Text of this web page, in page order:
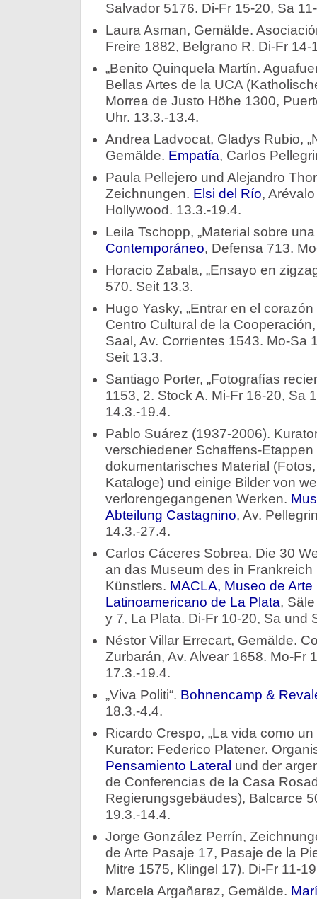
Salvador 5176. Di-Fr 15-20, Sa
Laura Asman, Gemälde.
Freire 1882, Belgrano R. Di-Fr 14-
„Benito Quinquela Martín.
Bellas Artes de la UCA
Morrea de Justo Höhe 1300,
Uhr. 13.3.-13.4.
Andrea Ladvocat, Gladys Rubio,
Gemälde. Empatía, Carlos
Paula Pellejero und Alejandro
Zeichnungen. Elsi del Río,
Hollywood. 13.3.-19.4.
Leila Tschopp, „Material sobre
Contemporáneo, Defensa 713.
Horacio Zabala, „Ensayo en
570. Seit 13.3.
Hugo Yasky, „Entrar en el
Centro Cultural de la
Saal, Av. Corrientes 1543. Mo-Sa
Seit 13.3.
Santiago Porter, „Fotografías
1153, 2. Stock A. Mi-Fr 16-20, Sa
14.3.-19.4.
Pablo Suárez (1937-2006).
verschiedener Schaffens-
dokumentarisches Material
Kataloge) und einige Bilder von
verlorengegangenen Werken.
Abteilung Castagnino, Av.
14.3.-27.4.
Carlos Cáceres Sobrea. Die 30
an das Museum des in
Künstlers. MACLA, Museo de
Latinoamericano de La Plata,
y 7, La Plata. Di-Fr 10-20, Sa und
Néstor Villar Errecart, Gemälde.
Zurbarán, Av. Alvear 1658. Mo-Fr
17.3.-19.4.
„Viva Politi“. Bohnencamp &
18.3.-4.4.
Ricardo Crespo, „La vida como
Kurator: Federico Platener.
Pensamiento Lateral und der
de Conferencias de la Casa
Regierungsgebäudes), Balcarce
19.3.-14.4.
Jorge González Perrín,
de Arte Pasaje 17, Pasaje de la
Mitre 1575, Klingel 17). Di-Fr 11-
Marcela Argañaraz, Gemälde.